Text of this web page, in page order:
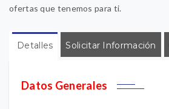
ofertas que tenemos para ti.
Detalles Solicitar Información
Datos Generales